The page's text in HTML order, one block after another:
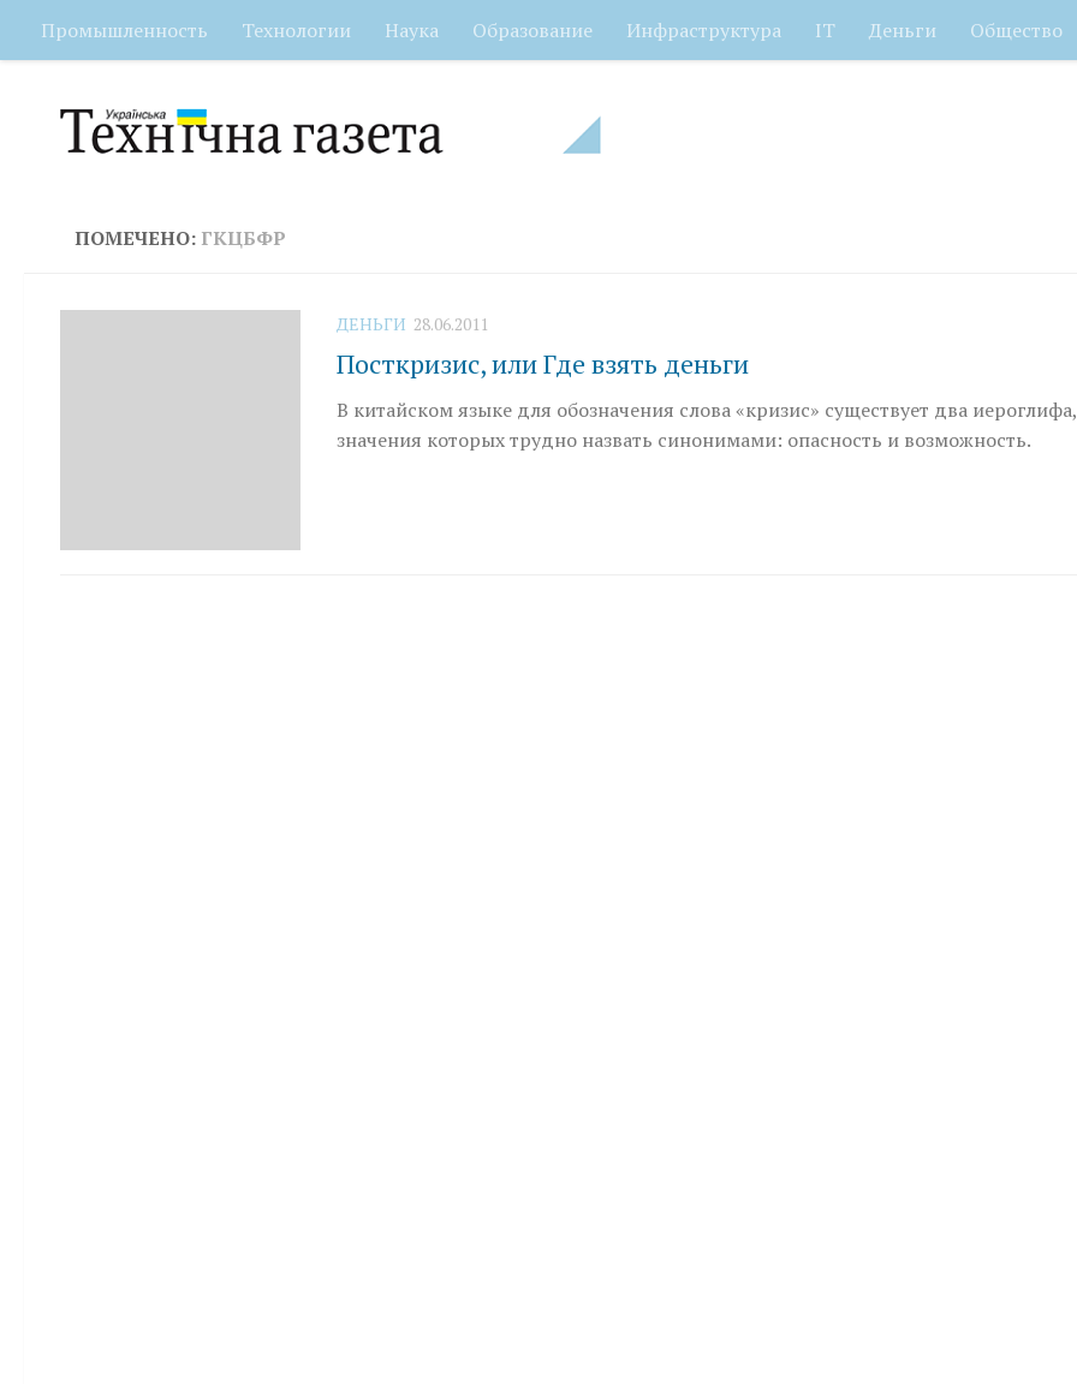
Перейти к содержимому
Промышленность Технологии Наука Образование Инфраструктура IT Деньги Общество
ПОМЕЧЕНО: ГКЦБФР
ДЕНЬГИ 28.06.2011
Посткризис, или Где взять деньги
В китайском языке для обозначения слова «кризис» существует два иероглифа,
значения которых трудно назвать синонимами: опасность и возможность.